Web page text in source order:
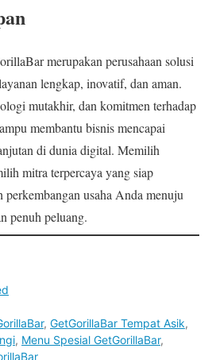
merupakan perusahaan solusi
lengkap, inovatif, dan aman.
mutakhir, dan komitmen terhadap
membantu bisnis mencapai
di dunia digital. Memilih
mitra terpercaya yang siap
perkembangan usaha Anda menuju
penuh peluang.
, GetGorillaBar Tempat Asik,
, Menu Spesial GetGorillaBar,